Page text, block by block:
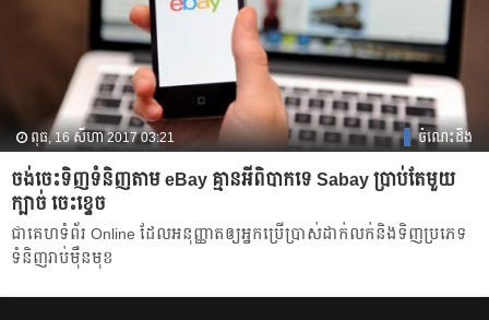
ពុធ, 16 សីហា 2017 03:21 ចំណេះដឹង
ចង់​ចេះ​ទិញ​ទំនិញ​តាម eBay គ្មាន​អី​ពិបាក​ទេ Sabay ប្រាប់តែ​មួយ​
ក្បាច់​ ចេះខ្ទេច
ជា​គេហទំព័រ​ Online ដែល​អនុញ្ញាត​ឲ្យ​អ្នក​ប្រើប្រាស់​ដាក់​លក់​និង​ទិញ​ប្រភេទ​
ទំនិញ​រាប់​ម៉ឺន​មុខ